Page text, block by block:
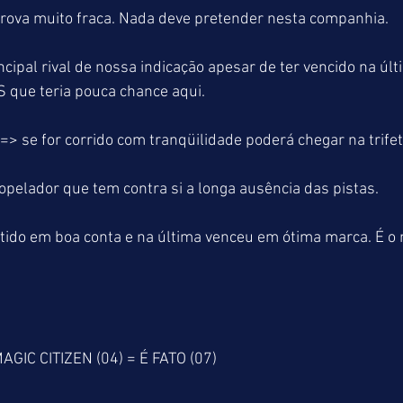
muito fraca. Nada deve pretender nesta companhia.
rival de nossa indicação apesar de ter vencido na
que teria pouca chance aqui.
=> se for corrido com tranqüilidade poderá chegar na
que tem contra si a longa ausência das pistas.
em boa conta e na última venceu em ótima marca. É o
CITIZEN (04) = É FATO (07)